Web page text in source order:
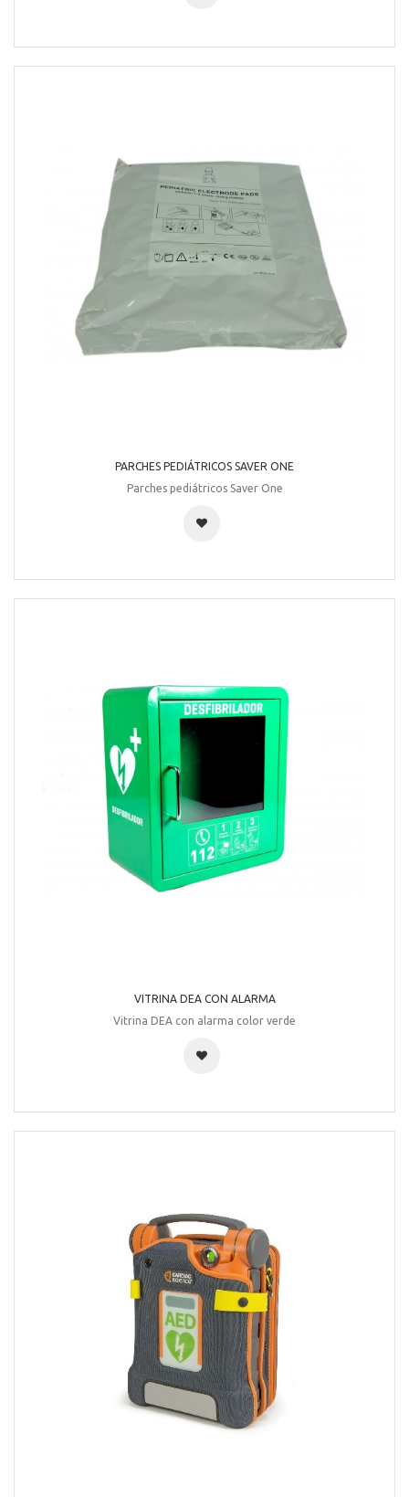
PARCHES PEDIÁTRICOS SAVER ONE
Parches pediátricos Saver One
VITRINA DEA CON ALARMA
Vitrina DEA con alarma color verde